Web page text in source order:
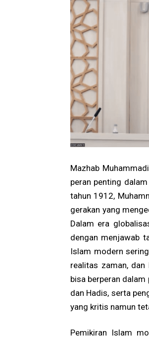
Mazhab
peran penting
tahun 1912,
gerakan yang
Dalam era
dengan menjawab
Islam modern
realitas zaman,
bisa berperan
dan Hadis, serta
yang kritis namun
Pemikiran Islam